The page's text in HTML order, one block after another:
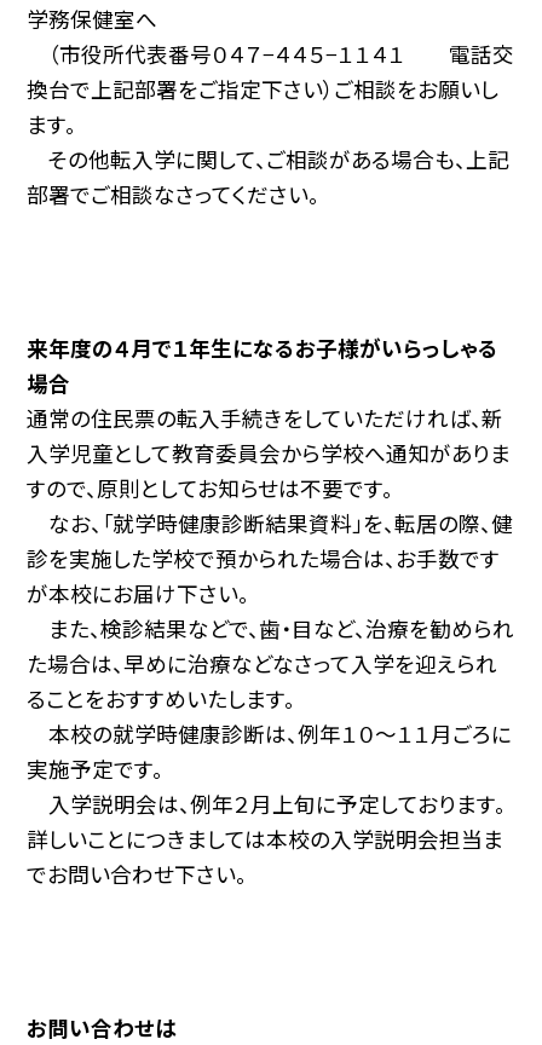
学務保健室へ
（市役所代表番号０４７−４４５−１１４１ 電話交
換台で上記部署をご指定下さい）ご相談をお願いし
ます。
その他転入学に関して、ご相談がある場合も、上記
部署でご相談なさってください。
来年度の４月で１年生になるお子様がいらっしゃる
場合
通常の住民票の転入手続きをしていただければ、新
入学児童として教育委員会から学校へ通知がありま
すので、原則としてお知らせは不要です。
なお、「就学時健康診断結果資料」を、転居の際、健
診を実施した学校で預かられた場合は、お手数です
が本校にお届け下さい。
また、検診結果などで、歯・目など、治療を勧められ
た場合は、早めに治療などなさって入学を迎えられ
ることをおすすめいたします。
本校の就学時健康診断は、例年１０〜１１月ごろに
実施予定です。
入学説明会は、例年２月上旬に予定しております。
詳しいことにつきましては本校の入学説明会担当ま
でお問い合わせ下さい。
お問い合わせは